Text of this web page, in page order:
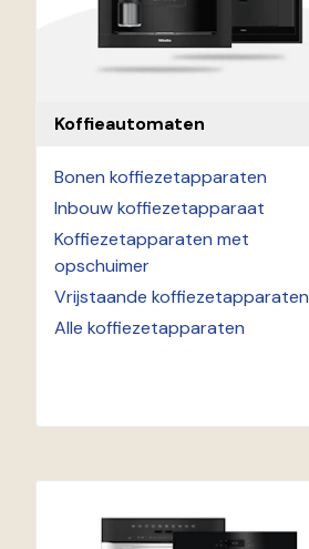
Koffieautomaten
Bonen koffiezetapparaten
Inbouw koffiezetapparaat
Koffiezetapparaten met
opschuimer
Vrijstaande koffiezetapparaten
Alle koffiezetapparaten